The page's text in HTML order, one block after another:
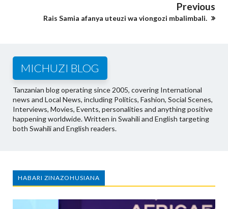
Previous
Rais Samia afanya uteuzi wa viongozi mbalimbali.
MICHUZI BLOG
Tanzanian blog operating since 2005, covering International
news and Local News, including Politics, Fashion, Social Scenes,
Interviews, Movies, Events, personalities and anything positive
happening worldwide. Written in Swahili and English targeting
both Swahili and English readers.
HABARI ZINAZOHUSIANA